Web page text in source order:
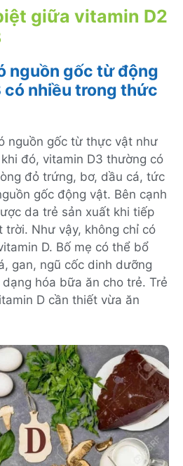
giữa vitamin D2
nguồn gốc từ động
có nhiều trong thức
nguồn gốc từ thực vật như
đó, vitamin D3 thường có
đỏ trứng, bơ, dầu cá, tức
gốc động vật. Bên cạnh
da trẻ sản xuất khi tiếp
trời. Như vậy, không chỉ có
D. Bố mẹ có thể bổ
gan, ngũ cốc dinh dưỡng
hóa bữa ăn cho trẻ. Trẻ
D cần thiết vừa ăn